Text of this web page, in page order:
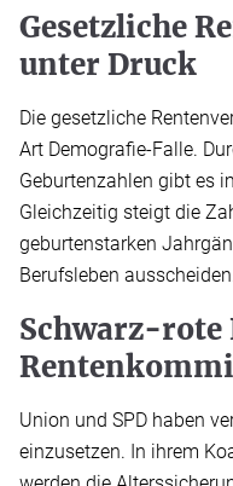
Gesetzliche
unter Druck
Die gesetzliche
Art Demografie-Falle.
Geburtenzahlen gibt es
Gleichzeitig steigt die
geburtenstarken
Berufsleben
Schwarz-
Union und SPD haben
einzusetzen. In ihrem